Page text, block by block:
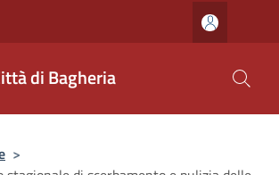
di Bagheria
>